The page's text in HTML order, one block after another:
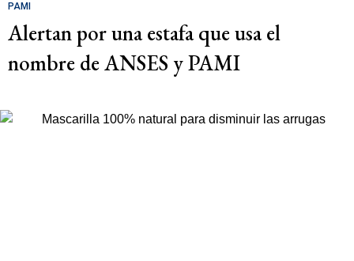
PAMI
Alertan por una estafa que usa el
nombre de ANSES y PAMI